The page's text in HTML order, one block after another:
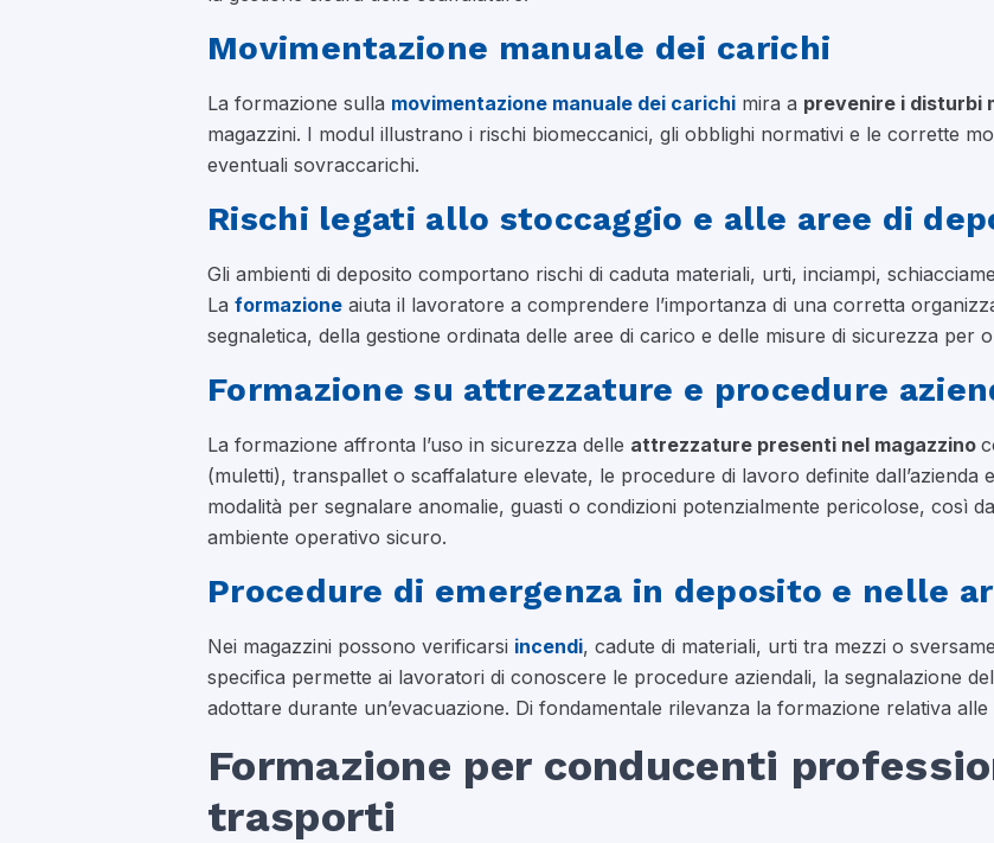
Movimentazione manuale dei carichi
La formazione sulla movimentazione manuale dei carichi mira a prevenire i disturbi
magazzini. I modul illustrano i rischi biomeccanici, gli obblighi normativi e le corrette
eventuali sovraccarichi.
Rischi legati allo stoccaggio e alle aree di
Gli ambienti di deposito comportano rischi di caduta materiali, urti, inciampi,
La formazione aiuta il lavoratore a comprendere l’importanza di una corretta
segnaletica, della gestione ordinata delle aree di carico e delle misure di sicurezza per
Formazione su attrezzature e procedure
La formazione affronta l’uso in sicurezza delle attrezzature presenti nel magazzino
(muletti), transpallet o scaffalature elevate, le procedure di lavoro definite dall’azienda
modalità per segnalare anomalie, guasti o condizioni potenzialmente pericolose, così
ambiente operativo sicuro.
Procedure di emergenza in deposito e nelle
Nei magazzini possono verificarsi incendi, cadute di materiali, urti tra mezzi o
specifica permette ai lavoratori di conoscere le procedure aziendali, la segnalazione
adottare durante un’evacuazione. Di fondamentale rilevanza la formazione relativa alle
Formazione per conducenti
trasporti